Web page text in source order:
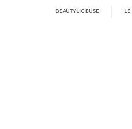
BEAUTYLICIEUSE LE